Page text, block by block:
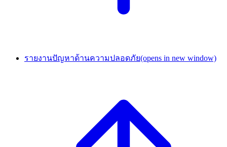
รายงานปัญหาด้านความปลอดภัย(opens in new window)